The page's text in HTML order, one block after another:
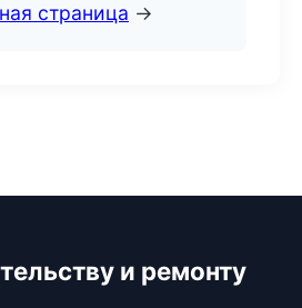
страница →
и ремонту